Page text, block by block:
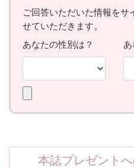
本誌プレゼント